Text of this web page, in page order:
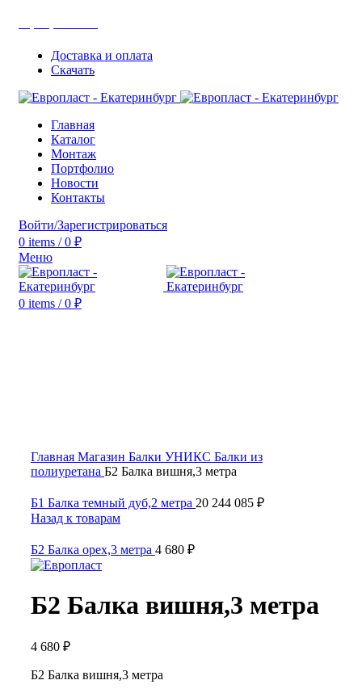
Доставка и оплата
Скачать
Главная
Каталог
Монтаж
Портфолио
Новости
Контакты
Войти/Зарегистрироваться
0 items / 0 ₽
Меню
0 items / 0 ₽
Главная Магазин Балки УНИКС Балки из
полиуретана Б2 Балка вишня,3 метра
Б1 Балка темный дуб,2 метра 20 244 085 ₽
Назад к товарам
Б2 Балка орех,3 метра 4 680 ₽
Б2 Балка вишня,3 метра
4 680 ₽
Б2 Балка вишня,3 метра